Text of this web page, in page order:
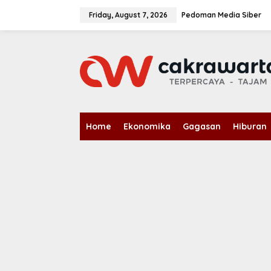
Friday, August 7, 2026 Pedoman Media Siber
Home Ekonomika Gagasan Hiburan